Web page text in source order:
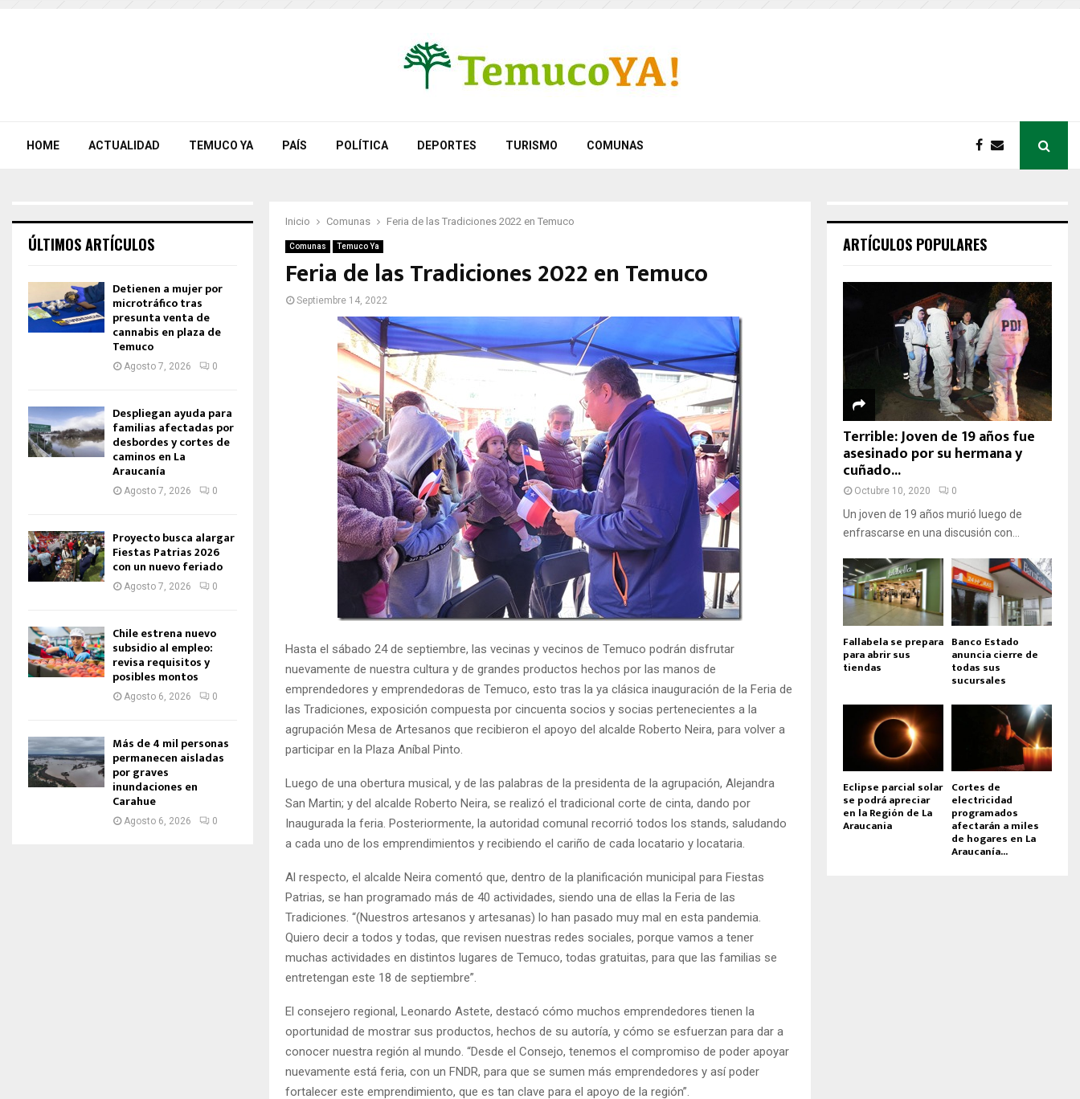
HOME ACTUALIDAD TEMUCO YA PAÍS POLÍTICA DEPORTES TURISMO COMUNAS
Inicio Comunas Feria de las Tradiciones 2022 en Temuco
Comunas Temuco Ya
Feria de las Tradiciones 2022 en Temuco
Septiembre 14, 2022
Hasta el sábado 24 de septiembre, las vecinas y vecinos de Temuco podrán disfrutar
nuevamente de nuestra cultura y de grandes productos hechos por las manos de
emprendedores y emprendedoras de Temuco, esto tras la ya clásica inauguración de la Feria de
las Tradiciones, exposición compuesta por cincuenta socios y socias pertenecientes a la
agrupación Mesa de Artesanos que recibieron el apoyo del alcalde Roberto Neira, para volver a
participar en la Plaza Aníbal Pinto.
Luego de una obertura musical, y de las palabras de la presidenta de la agrupación, Alejandra
San Martin; y del alcalde Roberto Neira, se realizó el tradicional corte de cinta, dando por
Inaugurada la feria. Posteriormente, la autoridad comunal recorrió todos los stands, saludando
a cada uno de los emprendimientos y recibiendo el cariño de cada locatario y locataria.
Al respecto, el alcalde Neira comentó que, dentro de la planificación municipal para Fiestas
Patrias, se han programado más de 40 actividades, siendo una de ellas la Feria de las
Tradiciones. “(Nuestros artesanos y artesanas) lo han pasado muy mal en esta pandemia.
Quiero decir a todos y todas, que revisen nuestras redes sociales, porque vamos a tener
muchas actividades en distintos lugares de Temuco, todas gratuitas, para que las familias se
entretengan este 18 de septiembre”.
El consejero regional, Leonardo Astete, destacó cómo muchos emprendedores tienen la
oportunidad de mostrar sus productos, hechos de su autoría, y cómo se esfuerzan para dar a
conocer nuestra región al mundo. “Desde el Consejo, tenemos el compromiso de poder apoyar
nuevamente está feria, con un FNDR, para que se sumen más emprendedores y así poder
fortalecer este emprendimiento, que es tan clave para el apoyo de la región”.
ÚLTIMOS ARTÍCULOS
Detienen a mujer por
microtráfico tras
presunta venta de
cannabis en plaza de
Temuco
Agosto 7, 2026 0
Despliegan ayuda para
familias afectadas por
desbordes y cortes de
caminos en La
Araucanía
Agosto 7, 2026 0
Proyecto busca alargar
Fiestas Patrias 2026
con un nuevo feriado
Agosto 7, 2026 0
Chile estrena nuevo
subsidio al empleo:
revisa requisitos y
posibles montos
Agosto 6, 2026 0
Más de 4 mil personas
permanecen aisladas
por graves
inundaciones en
Carahue
Agosto 6, 2026 0
ARTÍCULOS POPULARES
Terrible: Joven de 19 años fue
asesinado por su hermana y
cuñado...
Octubre 10, 2020 0
Un joven de 19 años murió luego de
enfrascarse en una discusión con...
Fallabela se prepara
para abrir sus
tiendas
Banco Estado
anuncia cierre de
todas sus
sucursales
Eclipse parcial solar
se podrá apreciar
en la Región de La
Araucania
Cortes de
electricidad
programados
afectarán a miles
de hogares en La
Araucanía...